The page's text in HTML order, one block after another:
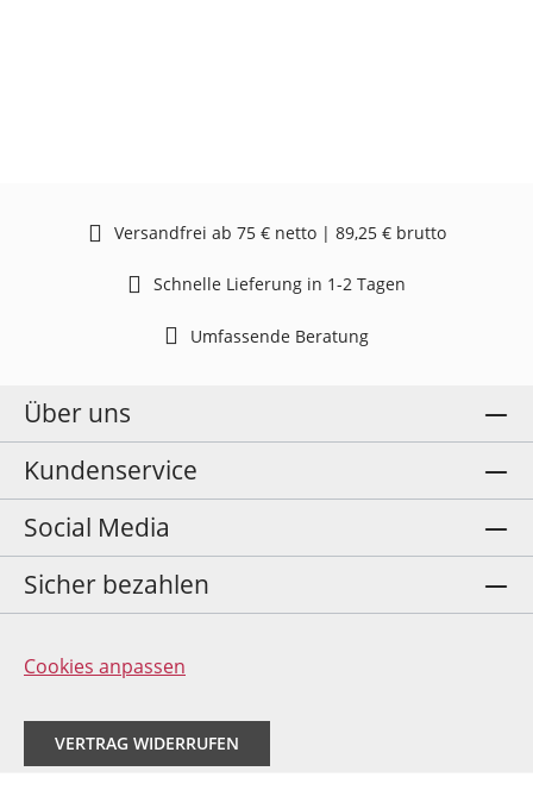
Versandfrei ab 75 € netto | 89,25 € brutto
Schnelle Lieferung in 1-2 Tagen
Umfassende Beratung
Über uns
Kundenservice
Social Media
Sicher bezahlen
Cookies anpassen
VERTRAG WIDERRUFEN